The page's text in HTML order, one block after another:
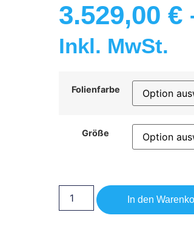
3.529,00 €
Inkl. MwSt.
Folienfarbe
Größe
In den